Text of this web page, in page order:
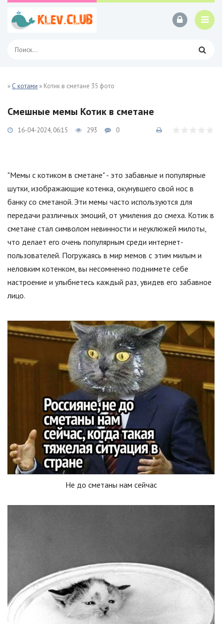
» С котами » Котик в сметане 35 фото
Смешные мемы Котик в сметане
16-04-2024, 06:15 293 0
"Мемы с котиком в сметане" - это забавные и популярные
шутки, изображающие котенка, окунувшего свой нос в
банку со сметаной. Эти мемы часто используются для
передачи различных эмоций, от умиления до смеха. Котик в
сметане стал символом невинности и неуклюжей милоты,
что делает его очень популярным среди интернет-
пользователей. Погружаясь в мир мемов с этим милым и
неловким котенком, вы несомненно поднимете себе
настроение и улыбнетесь каждый раз, увидев его забавное
лицо.
Не до сметаны нам сейчас